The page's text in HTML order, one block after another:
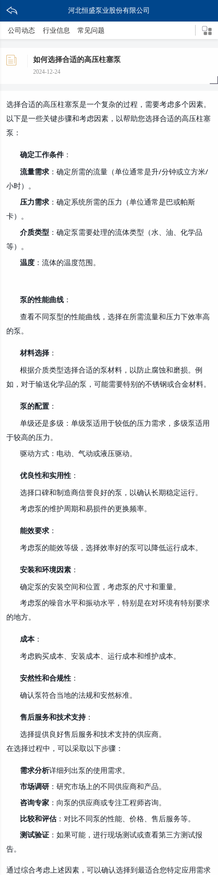
河北恒盛泵业股份有限公司
公司动态 行业信息 常见问题
如何选择合适的高压柱塞泵
2024-12-24
选择合适的高压柱塞泵是一个复杂的过程，需要考虑多个因素。
以下是一些关键步骤和考虑因素，以帮助您选择合适的高压柱塞
泵：
确定工作条件 ：
流量需求 ：确定所需的流量（单位通常是升/分钟或立方米/
小时）。
压力需求 ：确定系统所需的压力（单位通常是巴或帕斯
卡）。
介质类型 ：确定泵需要处理的流体类型（水、油、化学品
等）。
温度 ：流体的温度范围。
泵的性能曲线 ：
查看不同泵型的性能曲线，选择在所需流量和压力下效率高
的泵。
材料选择 ：
根据介质类型选择合适的泵材料，以防止腐蚀和磨损。例
如，对于输送化学品的泵，可能需要特别的不锈钢或合金材料。
泵的配置 ：
单级还是多级：单级泵适用于较低的压力需求，多级泵适用
于较高的压力。
驱动方式：电动、气动或液压驱动。
优良性和实用性 ：
选择口碑和制造商信誉良好的泵，以确认长期稳定运行。
考虑泵的维护周期和易损件的更换频率。
能效要求 ：
考虑泵的能效等级，选择效率好的泵可以降低运行成本。
安装和环境因素 ：
确定泵的安装空间和位置，考虑泵的尺寸和重量。
考虑泵的噪音水平和振动水平，特别是在对环境有特别要求
的地方。
成本 ：
考虑购买成本、安装成本、运行成本和维护成本。
安然性和合规性 ：
确认泵符合当地的法规和安然标准。
售后服务和技术支持 ：
选择提供良好售后服务和技术支持的供应商。
在选择过程中，可以采取以下步骤：
需求分析详细列出泵的使用需求。
市场调研 ：研究市场上的不同供应商和产品。
咨询专家 ：向泵的供应商或专注工程师咨询。
比较和评估 ：对比不同泵的性能、价格、售后服务等。
测试验证 ：如果可能，进行现场测试或查看第三方测试报
告。
通过综合考虑上述因素，可以确认选择到最适合您特定应用需求